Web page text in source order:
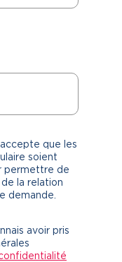
que les
soient
permettre de
la relation
demande.
avoir pris